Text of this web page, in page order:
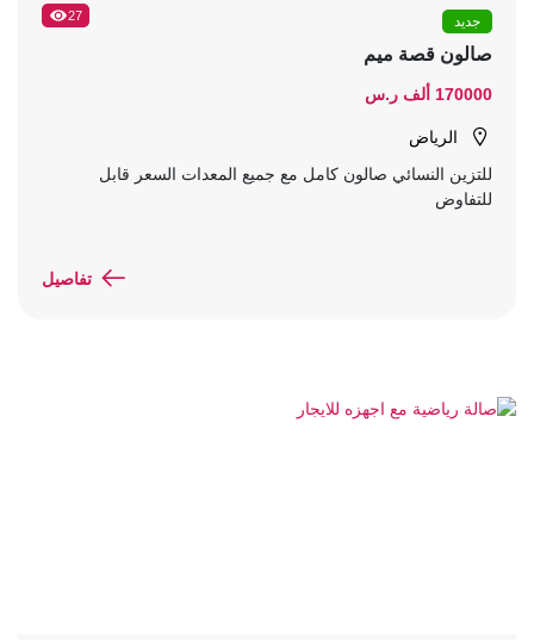
27 جديد
صالون قصة ميم
170000 ألف ر.س
الرياض
للتزين النسائي صالون كامل مع جميع المعدات السعر قابل
للتفاوض
تفاصيل